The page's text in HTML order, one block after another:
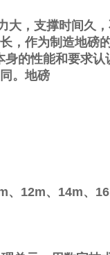
，支撑时间久，
，作为制造地磅
身的性能和要求认
。地磅
、 12m、 14m、